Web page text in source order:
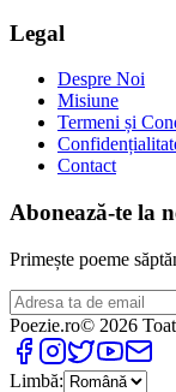
Legal
Despre Noi
Misiune
Termeni și
Contact
Abonează-te la
Primește poeme
Poezie.ro© 2026
Limbă: